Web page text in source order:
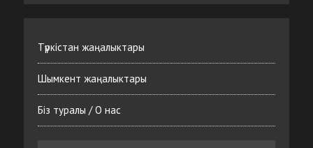
Түркістан жаңалыктары
Шымкент жаңалыктары
Біз туралы / О нас